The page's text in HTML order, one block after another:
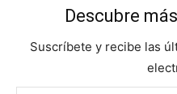
Descubre
Suscríbete y recibe las
Escribe tu correo electrónico…